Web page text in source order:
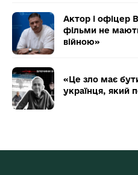
Актор і офіцер
фільми не мають
війною»
«Це зло має
українця, який